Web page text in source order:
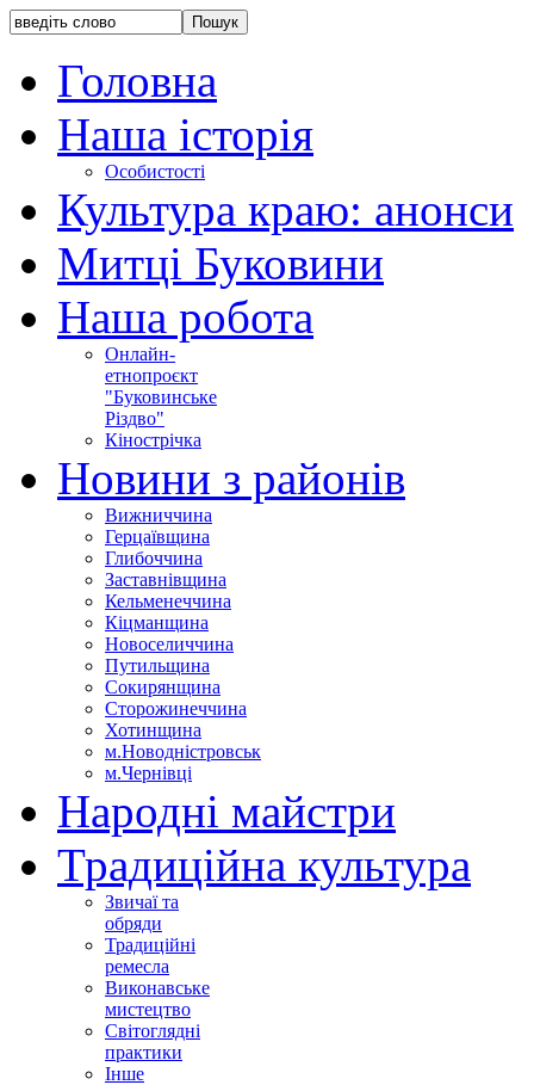
Головна
Наша історія
Особистості
Культура краю: анонси
Митці Буковини
Наша робота
Онлайн-
етнопроєкт
"Буковинське
Різдво"
Кінострічка
Новини з районів
Вижниччина
Герцаївщина
Глибоччина
Заставнівщина
Кельменеччина
Кіцманщина
Новоселиччина
Путильщина
Сокирянщина
Сторожинеччина
Хотинщина
м.Новодністровськ
м.Чернівці
Народні майстри
Традиційна культура
Звичаї та
обряди
Традиційні
ремесла
Виконавське
мистецтво
Світоглядні
практики
Інше